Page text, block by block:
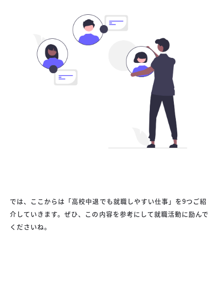
では、ここからは「高校中退でも就職しやすい仕事」を9つご紹
介していきます。ぜひ、この内容を参考にして就職活動に励んで
くださいね。